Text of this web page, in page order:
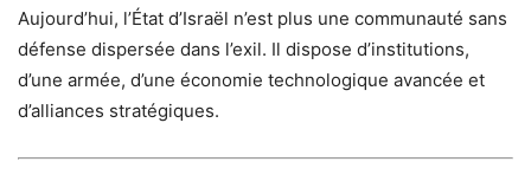
Aujourd’hui, l’État d’Israël n’est plus une communauté sans
défense dispersée dans l’exil. Il dispose d’institutions,
d’une armée, d’une économie technologique avancée et
d’alliances stratégiques.